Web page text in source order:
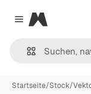
Close menu
Magnific
Startseite/Stock/